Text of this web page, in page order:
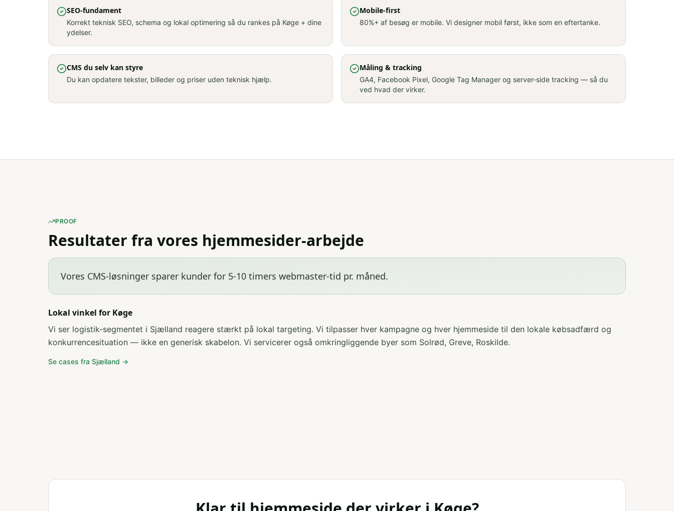
SEO-fundament
Korrekt teknisk SEO, schema og lokal optimering så du rankes på Køge + dine
ydelser.
Mobile-first
80%+ af besøg er mobile. Vi designer mobil først, ikke som en eftertanke.
CMS du selv kan styre
Du kan opdatere tekster, billeder og priser uden teknisk hjælp.
Måling & tracking
GA4, Facebook Pixel, Google Tag Manager og server-side tracking — så du
ved hvad der virker.
PROOF
Resultater fra vores hjemmesider-arbejde
Vores CMS-løsninger sparer kunder for 5-10 timers webmaster-tid pr. måned.
Lokal vinkel for Køge
Vi ser logistik-segmentet i Sjælland reagere stærkt på lokal targeting. Vi tilpasser hver kampagne og hver hjemmeside til den lokale købsadfærd og
konkurrencesituation — ikke en generisk skabelon. Vi servicerer også omkringliggende byer som Solrød, Greve, Roskilde.
Se cases fra Sjælland →